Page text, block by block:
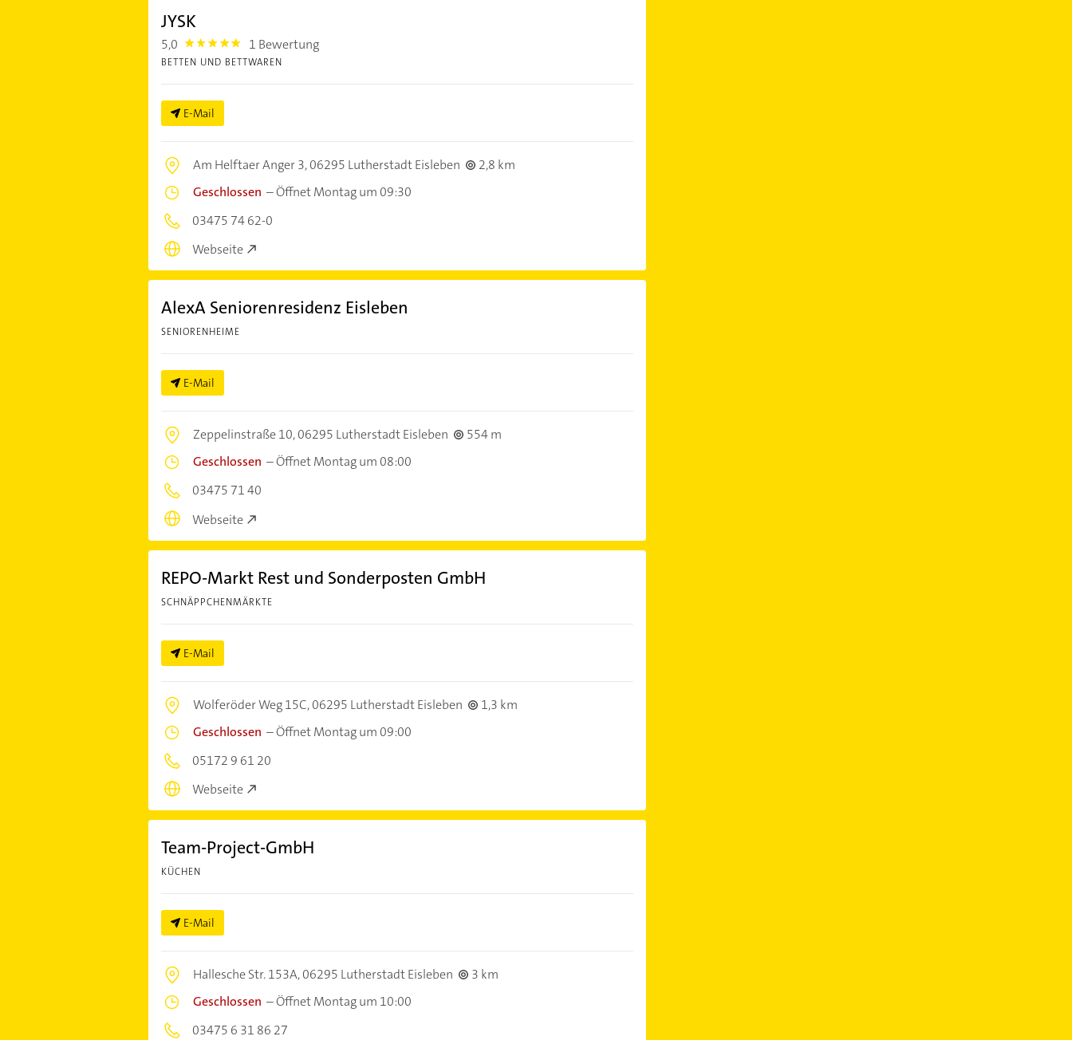
JYSK
5,0 5.0 1 Bewertung
BETTEN UND BETTWAREN
E-Mail
Am Helftaer Anger 3,06295 Lutherstadt Eisleben
2,8 km
Geschlossen –Öffnet Montag um 09:30
03475 74 62-0
Webseite
AlexA Seniorenresidenz Eisleben
SENIORENHEIME
E-Mail
Zeppelinstraße 10,06295 Lutherstadt Eisleben
554 m
Geschlossen –Öffnet Montag um 08:00
03475 71 40
Webseite
REPO-Markt Rest und Sonderposten GmbH
SCHNÄPPCHENMÄRKTE
E-Mail
Wolferöder Weg 15C,06295 Lutherstadt Eisleben
1,3 km
Geschlossen –Öffnet Montag um 09:00
05172 9 61 20
Webseite
Team-Project-GmbH
KÜCHEN
E-Mail
Hallesche Str. 153A,06295 Lutherstadt Eisleben
3 km
Geschlossen –Öffnet Montag um 10:00
03475 6 31 86 27